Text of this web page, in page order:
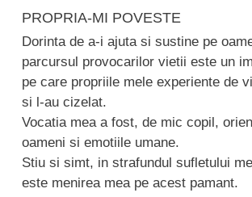
PROPRIA-MI POVESTE
Dorinta de a-i ajuta si sustine pe
parcursul provocarilor vietii este un
pe care propriile mele experiente de
si l-au cizelat.
Vocatia mea a fost, de mic copil,
oameni si emotiile umane.
Stiu si simt, in strafundul sufletului
este menirea mea pe acest pamant.